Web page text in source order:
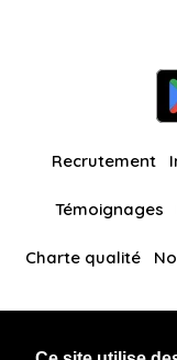
Recrutement
Témoignages
Charte qualité